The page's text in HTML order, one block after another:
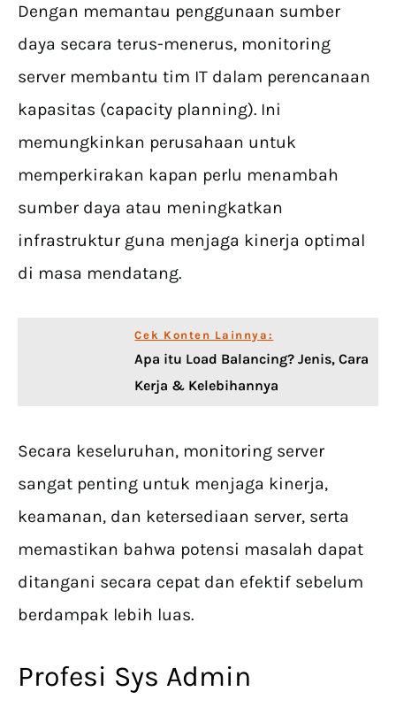
Dengan memantau penggunaan sumber
daya secara terus-menerus, monitoring
server membantu tim IT dalam perencanaan
kapasitas (capacity planning). Ini
memungkinkan perusahaan untuk
memperkirakan kapan perlu menambah
sumber daya atau meningkatkan
infrastruktur guna menjaga kinerja optimal
di masa mendatang.
Cek Konten Lainnya:
Apa itu Load Balancing? Jenis, Cara
Kerja & Kelebihannya
Secara keseluruhan, monitoring server
sangat penting untuk menjaga kinerja,
keamanan, dan ketersediaan server, serta
memastikan bahwa potensi masalah dapat
ditangani secara cepat dan efektif sebelum
berdampak lebih luas.
Profesi Sys Admin